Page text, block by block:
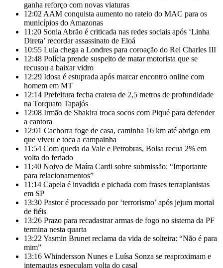
ganha reforço com novas viaturas
12:02 AAM conquista aumento no rateio do MAC para os
municípios do Amazonas
11:20 Sonia Abrão é criticada nas redes sociais após ‘Linha
Direta’ recordar assassinato de Eloá
10:55 Lula chega a Londres para coroação do Rei Charles III
12:48 Polícia prende suspeito de matar motorista que se
recusou a baixar vidro
12:29 Idosa é estuprada após marcar encontro online com
homem em MT
12:14 Prefeitura fecha cratera de 2,5 metros de profundidade
na Torquato Tapajós
12:08 Irmão de Shakira troca socos com Piqué para defender
a cantora
12:01 Cachorra foge de casa, caminha 16 km até abrigo em
que viveu e toca a campainha
11:54 Com queda da Vale e Petrobras, Bolsa recua 2% em
volta do feriado
11:40 Noivo de Maíra Cardi sobre submissão: “Importante
para relacionamentos”
11:14 Capela é invadida e pichada com frases terraplanistas
em SP
13:30 Pastor é processado por ‘terrorismo’ após jejum mortal
de fiéis
13:26 Prazo para recadastrar armas de fogo no sistema da PF
termina nesta quarta
13:22 Yasmin Brunet reclama da vida de solteira: “Não é para
mim”
13:16 Whindersson Nunes e Luísa Sonza se reaproximam e
internautas especulam volta do casal